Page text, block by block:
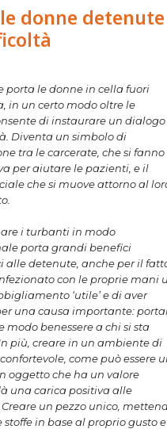
donne detenute
porta le donne in cella fuori
in un certo modo oltre le
di instaurare un dialogo
Diventa un simbolo di
tra le carcerate, che si fanno
per aiutare le pazienti, e il
che si muove attorno al
i turbanti in modo
porta grandi benefici
alle detenute, anche per il
con le proprie mani
‘utile’ e di aver
una causa importante:
modo benessere a chi si sta
più, creare in un ambiente di
come può essere
oggetto che ha un valore
una carica positiva alle
un pezzo unico,
stoffe in base al proprio gusto e